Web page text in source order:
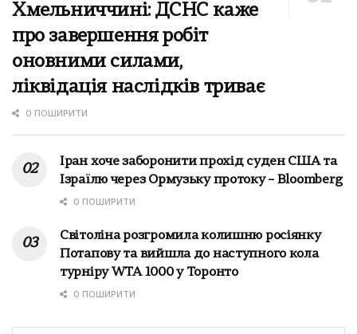
Хмельниччині: ДСНС каже
про завершення робіт
оновними силами,
ліквідація наслідків триває
0 ПОШИРИТИ
Іран хоче заборонити прохід суден США та
Ізраїлю через Ормузьку протоку – Bloomberg
0 ПОШИРИТИ
Світоліна розгромила колишню росіянку
Потапову та вийшла до наступного кола
турніру WTA 1000 у Торонто
0 ПОШИРИТИ